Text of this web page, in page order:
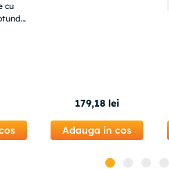
cu
179,18 lei
Adauga in cos